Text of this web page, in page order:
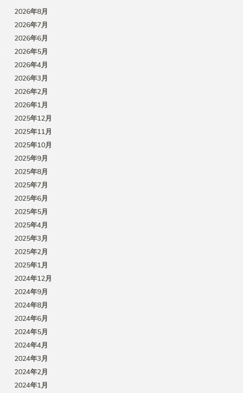
2026年8月
2026年7月
2026年6月
2026年5月
2026年4月
2026年3月
2026年2月
2026年1月
2025年12月
2025年11月
2025年10月
2025年9月
2025年8月
2025年7月
2025年6月
2025年5月
2025年4月
2025年3月
2025年2月
2025年1月
2024年12月
2024年9月
2024年8月
2024年6月
2024年5月
2024年4月
2024年3月
2024年2月
2024年1月